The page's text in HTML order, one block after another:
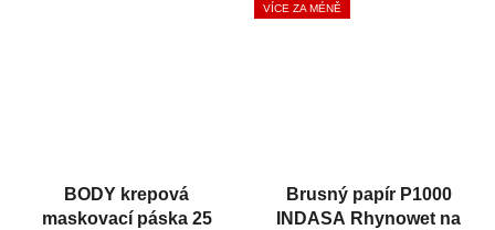
BODY krepová
maskovací páska 25
VÍCE ZA MÉNĚ
Brusný papír P1000
INDASA Rhynowet na